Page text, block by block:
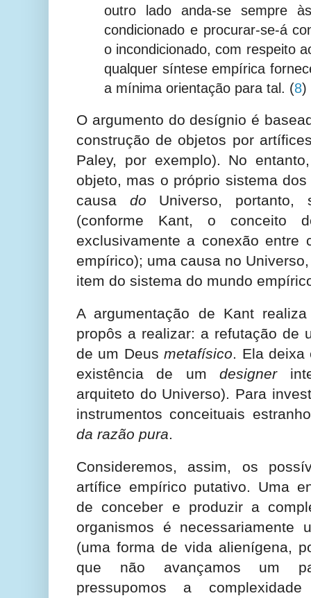
outro lado anda-se sempre
condicionado e procurar-se-á
o incondicionado, com respeito
qualquer síntese empírica
a mínima orientação para tal. (8)
O argumento do desígnio é
construção de objetos por
Paley, por exemplo). No
objeto, mas o próprio sistema
causa do Universo, portanto,
(conforme Kant, o conceito
exclusivamente a conexão entre
empírico); uma causa no
item do sistema do mundo
A argumentação de Kant
propôs a realizar: a refutação de
de um Deusmetafísico. Ela deixa
existência de umdesigner
arquiteto do Universo). Para
instrumentos conceituais
da razão pura.
Consideremos, assim, os
artífice empírico putativo. Uma
de conceber e produzir a
organismos é necessariamente
(uma forma de vida alienígena,
que não avançamos um
pressupomos a